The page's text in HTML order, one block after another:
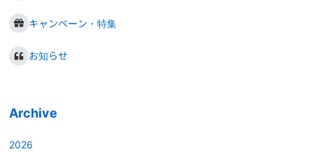
キャンペーン・特集
お知らせ
Archive
2026